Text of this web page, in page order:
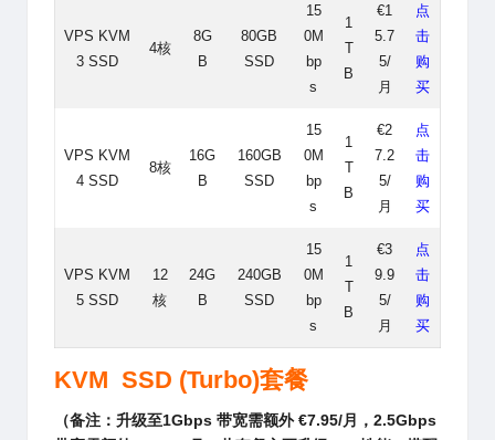
VPS KVM
3 SSD
4核
8G
B
80GB
SSD
15
0M
bp
s
1
T
B
€1
5.7
5/
月
点
击
购
买
VPS KVM
4 SSD
8核
16G
B
160GB
SSD
15
0M
bp
s
1
T
B
€2
7.2
5/
月
点
击
购
买
VPS KVM
5 SSD
12
核
24G
B
240GB
SSD
15
0M
bp
s
1
T
B
€3
9.9
5/
月
点
击
购
买
KVM SSD (Turbo)套餐
（备注：升级至1Gbps 带宽需额外 €7.95/月，2.5Gbps